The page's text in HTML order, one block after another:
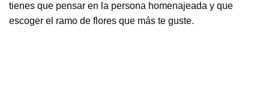
tienes que pensar en la persona homenajeada y que
escoger el ramo de flores que más te guste.